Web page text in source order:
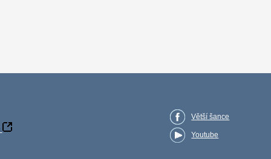
Větší šance
Youtube